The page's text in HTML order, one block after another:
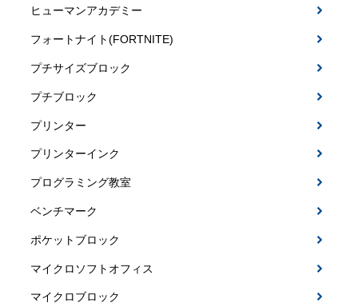
ヒューマンアカデミー
フォートナイト(FORTNITE)
プチサイズブロック
プチブロック
プリンター
プリンターインク
プログラミング教室
ベンチマーク
ポケットブロック
マイクロソフトオフィス
マイクロブロック